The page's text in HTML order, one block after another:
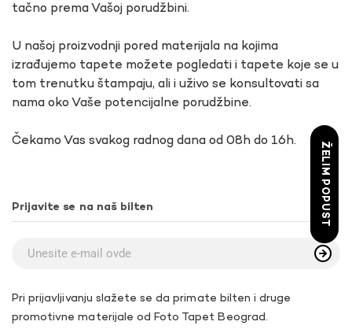
tačno prema Vašoj porudžbini.
U našoj proizvodnji pored materijala na kojima
izrađujemo tapete možete pogledati i tapete koje se u
tom trenutku štampaju, ali i uživo se konsultovati sa
nama oko Vaše potencijalne porudžbine.
Čekamo Vas svakog radnog dana od 08h do 16h.
Prijavite se na naš bilten
Pri prijavljivanju slažete se da primate bilten i druge
promotivne materijale od Foto Tapet Beograd.
ŽELIM POPUST